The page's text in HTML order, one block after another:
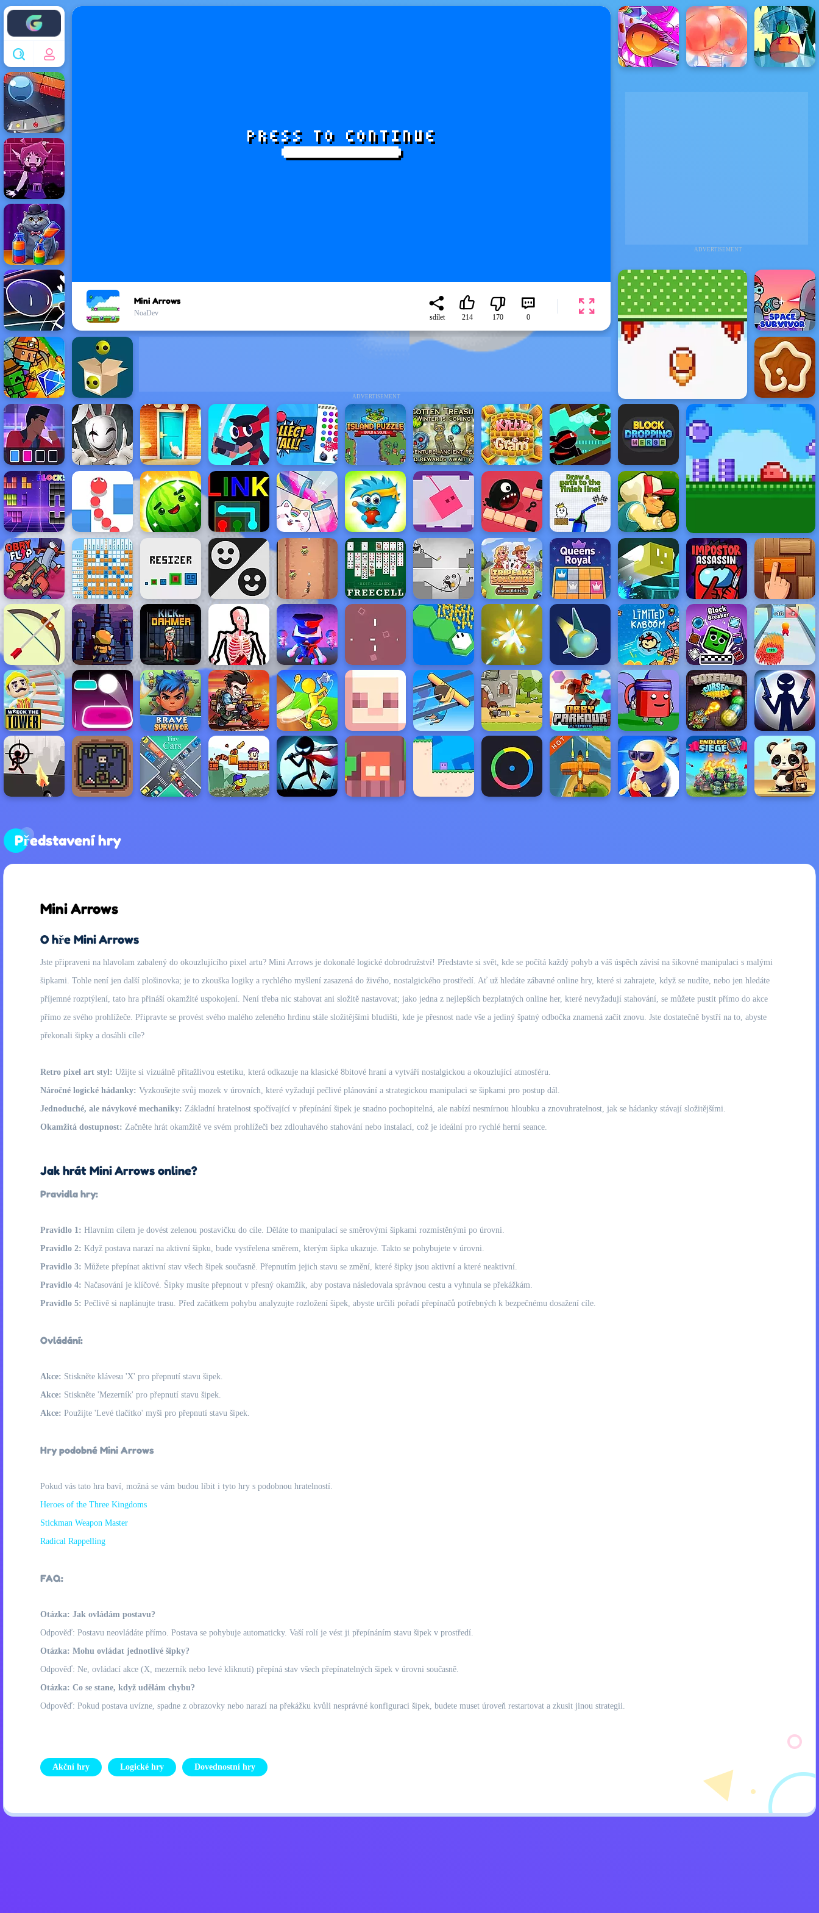
Enjoy4fun
ADVERTISEMENT
ADVERTISEMENT
Mini Arrows
NoaDev
sdílet 214 170 0
Představení hry
Mini Arrows
O hře Mini Arrows
Jste připraveni na hlavolam zabalený do okouzlujícího pixel artu? Mini Arrows je dokonalé logické dobrodružství! Představte si svět, kde se počítá každý pohyb a váš úspěch závisí na šikovné manipulaci s malými
šipkami. Tohle není jen další plošinovka; je to zkouška logiky a rychlého myšlení zasazená do živého, nostalgického prostředí. Ať už hledáte zábavné online hry, které si zahrajete, když se nudíte, nebo jen hledáte
příjemné rozptýlení, tato hra přináší okamžité uspokojení. Není třeba nic stahovat ani složitě nastavovat; jako jedna z nejlepších bezplatných online her, které nevyžadují stahování, se můžete pustit přímo do akce
přímo ze svého prohlížeče. Připravte se provést svého malého zeleného hrdinu stále složitějšími bludišti, kde je přesnost nade vše a jediný špatný odbočka znamená začít znovu. Jste dostatečně bystří na to, abyste
překonali šipky a dosáhli cíle?
Retro pixel art styl: Užijte si vizuálně přitažlivou estetiku, která odkazuje na klasické 8bitové hraní a vytváří nostalgickou a okouzlující atmosféru.
Náročné logické hádanky: Vyzkoušejte svůj mozek v úrovních, které vyžadují pečlivé plánování a strategickou manipulaci se šipkami pro postup dál.
Jednoduché, ale návykové mechaniky: Základní hratelnost spočívající v přepínání šipek je snadno pochopitelná, ale nabízí nesmírnou hloubku a znovuhratelnost, jak se hádanky stávají složitějšími.
Okamžitá dostupnost: Začněte hrát okamžitě ve svém prohlížeči bez zdlouhavého stahování nebo instalací, což je ideální pro rychlé herní seance.
Jak hrát Mini Arrows online?
Pravidla hry:
Pravidlo 1: Hlavním cílem je dovést zelenou postavičku do cíle. Děláte to manipulací se směrovými šipkami rozmístěnými po úrovni.
Pravidlo 2: Když postava narazí na aktivní šipku, bude vystřelena směrem, kterým šipka ukazuje. Takto se pohybujete v úrovni.
Pravidlo 3: Můžete přepínat aktivní stav všech šipek současně. Přepnutím jejich stavu se změní, které šipky jsou aktivní a které neaktivní.
Pravidlo 4: Načasování je klíčové. Šipky musíte přepnout v přesný okamžik, aby postava následovala správnou cestu a vyhnula se překážkám.
Pravidlo 5: Pečlivě si naplánujte trasu. Před začátkem pohybu analyzujte rozložení šipek, abyste určili pořadí přepínačů potřebných k bezpečnému dosažení cíle.
Ovládání:
Akce: Stiskněte klávesu 'X' pro přepnutí stavu šipek.
Akce: Stiskněte 'Mezerník' pro přepnutí stavu šipek.
Akce: Použijte 'Levé tlačítko' myši pro přepnutí stavu šipek.
Hry podobné Mini Arrows
Pokud vás tato hra baví, možná se vám budou líbit i tyto hry s podobnou hratelností.
Heroes of the Three Kingdoms
Stickman Weapon Master
Radical Rappelling
FAQ:
Otázka: Jak ovládám postavu?
Odpověď: Postavu neovládáte přímo. Postava se pohybuje automaticky. Vaší rolí je vést ji přepínáním stavu šipek v prostředí.
Otázka: Mohu ovládat jednotlivé šipky?
Odpověď: Ne, ovládací akce (X, mezerník nebo levé kliknutí) přepíná stav všech přepínatelných šipek v úrovni současně.
Otázka: Co se stane, když udělám chybu?
Odpověď: Pokud postava uvízne, spadne z obrazovky nebo narazí na překážku kvůli nesprávné konfiguraci šipek, budete muset úroveň restartovat a zkusit jinou strategii.
Akční hry Logické hry Dovednostní hry